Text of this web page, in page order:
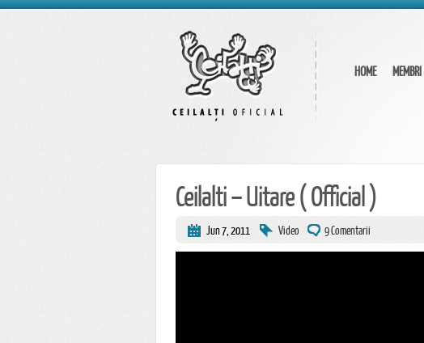
HOME MEMBRI
Ceilalti – Uitare ( Official )
Jun 7, 2011 Video 9 Comentarii